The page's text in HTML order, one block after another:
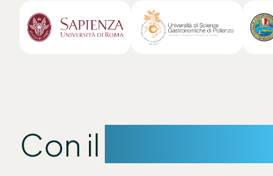
Con il